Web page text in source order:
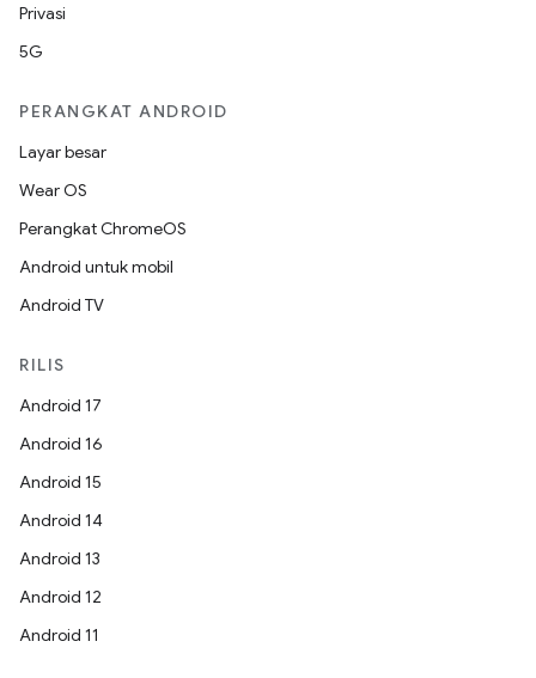
Privasi
5G
PERANGKAT ANDROID
Layar besar
Wear OS
Perangkat ChromeOS
Android untuk mobil
Android TV
RILIS
Android 17
Android 16
Android 15
Android 14
Android 13
Android 12
Android 11